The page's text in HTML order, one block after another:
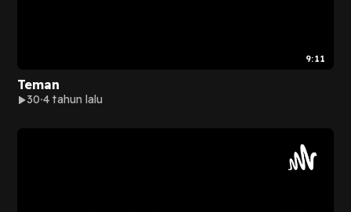
9:11
Teman
30 4 tahun lalu